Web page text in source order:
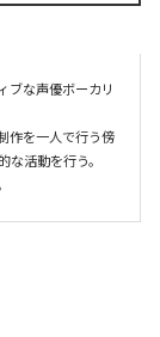
ブな声優ボーカリ
作を一人で行う傍
な活動を行う。